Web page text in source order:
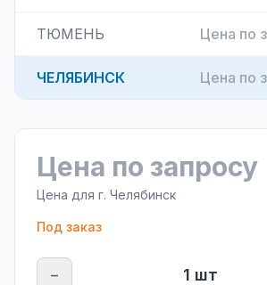
ТЮМЕНЬ Цена по
ЧЕЛЯБИНСК Цена по
Цена по запросу
Цена для г. Челябинск
Под заказ
− 1 шт